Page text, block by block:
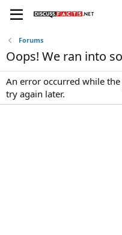
Forums
Oops! We ran into
An error occurred while
try again later.